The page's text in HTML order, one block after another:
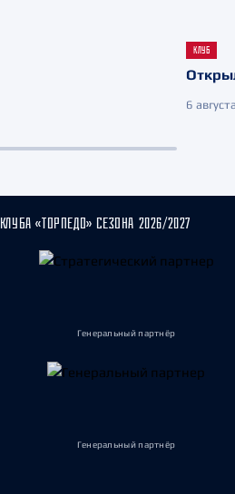
КЛУБ
6
«ТОРПЕДО» СЕЗОНА 2026/2027
Генеральный партнёр
Генеральный партнёр